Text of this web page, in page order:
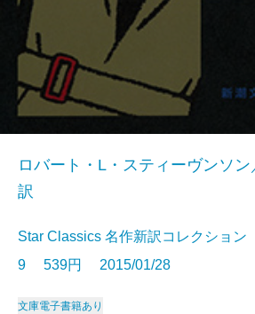
ロバート・L・スティーヴンソ
訳
Star Classics 名作新訳コレクショ
9 539円 2015/01/28
文庫電子書籍あり